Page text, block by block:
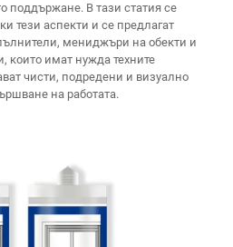
поддържане. В тази статия се
тези аспекти и се предлагат
мениджъри на обекти и
които имат нужда техните
чисти, подредени и визуално
на работата.